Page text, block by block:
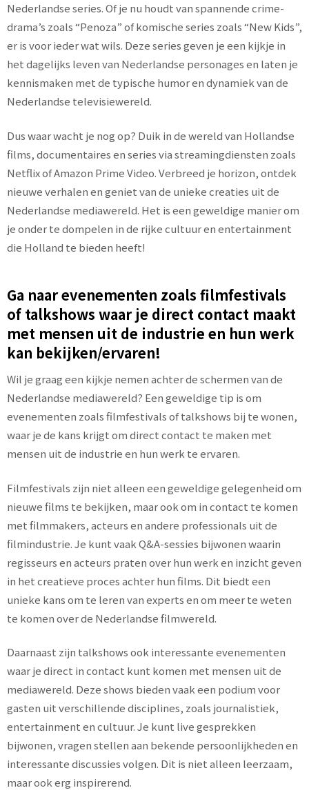
Nederlandse series. Of je nu houdt van spannende crime-
drama’s zoals “Penoza” of komische series zoals “New Kids”,
er is voor ieder wat wils. Deze series geven je een kijkje in
het dagelijks leven van Nederlandse personages en laten je
kennismaken met de typische humor en dynamiek van de
Nederlandse televisiewereld.
Dus waar wacht je nog op? Duik in de wereld van Hollandse
films, documentaires en series via streamingdiensten zoals
Netflix of Amazon Prime Video. Verbreed je horizon, ontdek
nieuwe verhalen en geniet van de unieke creaties uit de
Nederlandse mediawereld. Het is een geweldige manier om
je onder te dompelen in de rijke cultuur en entertainment
die Holland te bieden heeft!
Ga naar evenementen zoals filmfestivals
of talkshows waar je direct contact maakt
met mensen uit de industrie en hun werk
kan bekijken/ervaren!
Wil je graag een kijkje nemen achter de schermen van de
Nederlandse mediawereld? Een geweldige tip is om
evenementen zoals filmfestivals of talkshows bij te wonen,
waar je de kans krijgt om direct contact te maken met
mensen uit de industrie en hun werk te ervaren.
Filmfestivals zijn niet alleen een geweldige gelegenheid om
nieuwe films te bekijken, maar ook om in contact te komen
met filmmakers, acteurs en andere professionals uit de
filmindustrie. Je kunt vaak Q&A-sessies bijwonen waarin
regisseurs en acteurs praten over hun werk en inzicht geven
in het creatieve proces achter hun films. Dit biedt een
unieke kans om te leren van experts en om meer te weten
te komen over de Nederlandse filmwereld.
Daarnaast zijn talkshows ook interessante evenementen
waar je direct in contact kunt komen met mensen uit de
mediawereld. Deze shows bieden vaak een podium voor
gasten uit verschillende disciplines, zoals journalistiek,
entertainment en cultuur. Je kunt live gesprekken
bijwonen, vragen stellen aan bekende persoonlijkheden en
interessante discussies volgen. Dit is niet alleen leerzaam,
maar ook erg inspirerend.